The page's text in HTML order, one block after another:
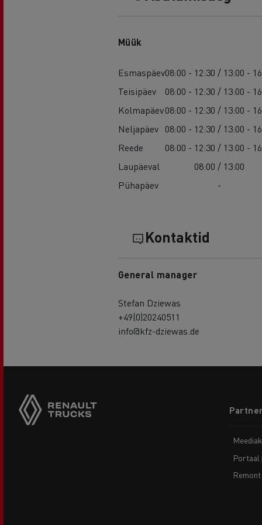
Müük
Esmaspäev08:00 - 12:30 / 13:00 -
Teisipäev
08:00 - 12:30 / 13:00 -
Kolmapäev08:00 - 12:30 / 13:00 -
Neljapäev 08:00 - 12:30 / 13:00 -
Reede
08:00 - 12:30 / 13:00 -
Laupäeval
08:00 / 13:00
Pühapäev
-
Kontaktid
General manager
Stefan Dziewas
+49(0)20240511
info@kfz-dziewas.de
menu
Portaal